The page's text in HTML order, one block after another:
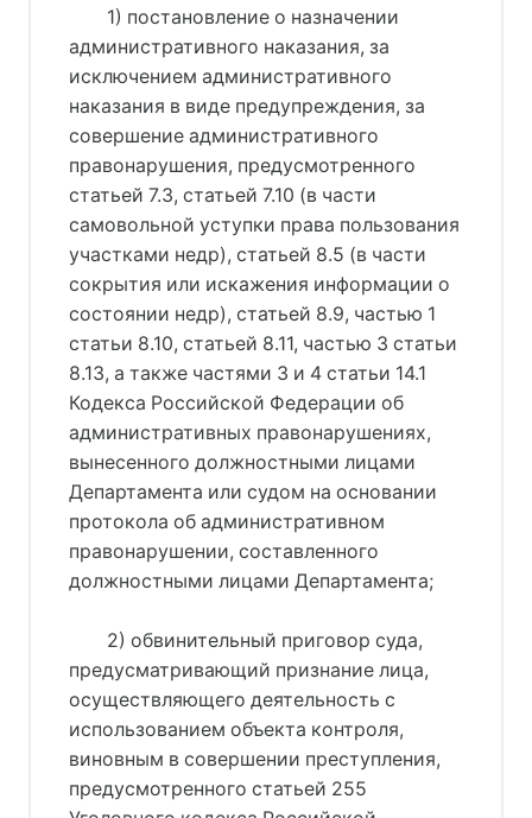
1) постановление о назначении
административного наказания, за
исключением административного
наказания в виде предупреждения, за
совершение административного
правонарушения, предусмотренного
статьей 7.3, статьей 7.10 (в части
самовольной уступки права пользования
участками недр), статьей 8.5 (в части
сокрытия или искажения информации о
состоянии недр), статьей 8.9, частью 1
статьи 8.10, статьей 8.11, частью 3 статьи
8.13, а также частями 3 и 4 статьи 14.1
Кодекса Российской Федерации об
административных правонарушениях,
вынесенного должностными лицами
Департамента или судом на основании
протокола об административном
правонарушении, составленного
должностными лицами Департамента;
2) обвинительный приговор суда,
предусматривающий признание лица,
осуществляющего деятельность с
использованием объекта контроля,
виновным в совершении преступления,
предусмотренного статьей 255